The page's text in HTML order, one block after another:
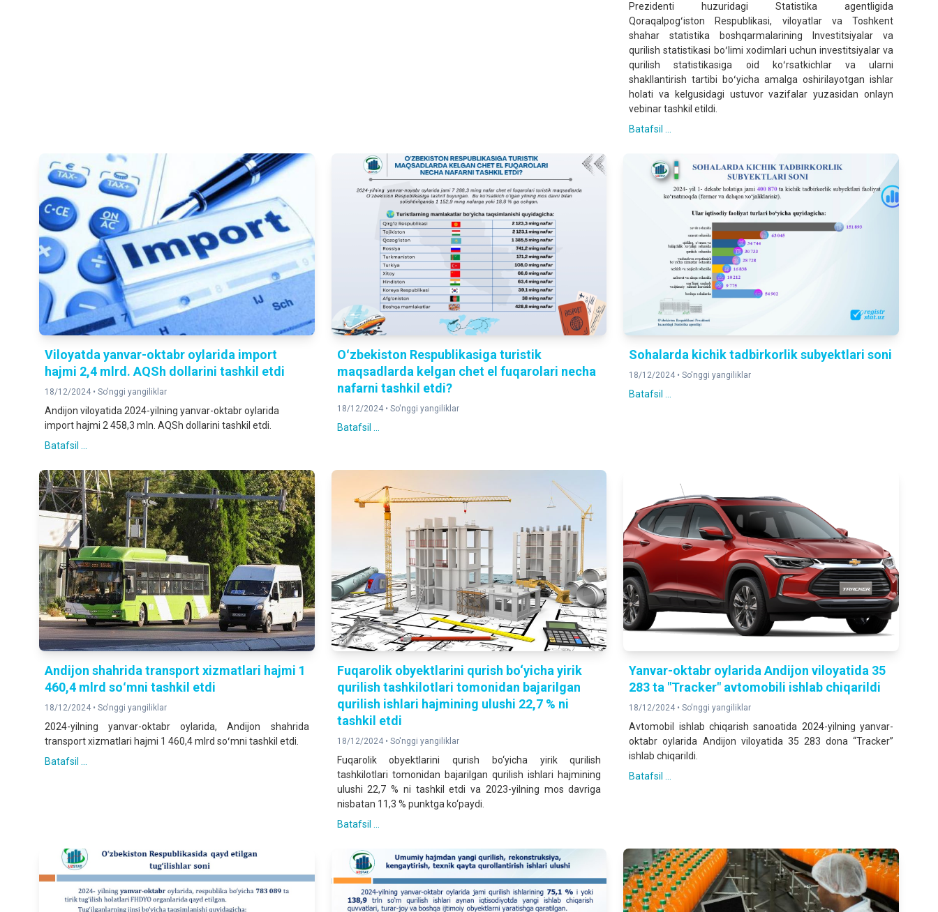
Prezidenti huzuridagi Statistika agentligida
Qoraqalpogʻiston Respublikasi, viloyatlar va Toshkent
shahar statistika boshqarmalarining Investitsiyalar va
qurilish statistikasi boʻlimi xodimlari uchun investitsiyalar va
qurilish statistikasiga oid koʻrsatkichlar va ularni
shakllantirish tartibi boʻyicha amalga oshirilayotgan ishlar
holati va kelgusidagi ustuvor vazifalar yuzasidan onlayn
vebinar tashkil etildi.
Batafsil ...
Viloyatda yanvar-oktabr oylarida import
hajmi 2,4 mlrd. AQSh dollarini tashkil etdi
18/12/2024 • So'nggi yangiliklar
Andijon viloyatida 2024-yilning yanvar-oktabr oylarida
import hajmi 2 458,3 mln. AQSh dollarini tashkil etdi.
Batafsil ...
Oʻzbekiston Respublikasiga turistik
maqsadlarda kelgan chet el fuqarolari necha
nafarni tashkil etdi?
18/12/2024 • So'nggi yangiliklar
Batafsil ...
Sohalarda kichik tadbirkorlik subyektlari soni
18/12/2024 •So'nggi yangiliklar
Batafsil ...
Andijon shahrida transport xizmatlari hajmi 1
460,4 mlrd soʻmni tashkil etdi
18/12/2024 • So'nggi yangiliklar
2024-yilning yanvar-oktabr oylarida, Andijon shahrida
transport xizmatlari hajmi 1 460,4 mlrd soʻmni tashkil etdi.
Batafsil ...
Fuqarolik obyektlarini qurish bo‘yicha yirik
qurilish tashkilotlari tomonidan bajarilgan
qurilish ishlari hajmining ulushi 22,7 % ni
tashkil etdi
18/12/2024 • So'nggi yangiliklar
Fuqarolik obyektlarini qurish bo‘yicha yirik qurilish
tashkilotlari tomonidan bajarilgan qurilish ishlari hajmining
ulushi 22,7 % ni tashkil etdi va 2023-yilning mos davriga
nisbatan 11,3 % punktga ko‘paydi.
Batafsil ...
Yanvar-oktabr oylarida Andijon viloyatida 35
283 ta "Tracker" avtomobili ishlab chiqarildi
18/12/2024 •So'nggi yangiliklar
Avtomobil ishlab chiqarish sanoatida 2024-yilning yanvar-
oktabr oylarida Andijon viloyatida 35 283 dona “Tracker”
ishlab chiqarildi.
Batafsil ...